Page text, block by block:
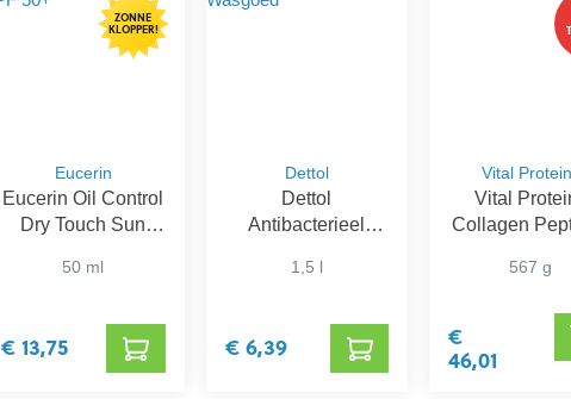
ZONNE
KLOPPER!
Eucerin
Eucerin Oil Control
Dry Touch Sun
50+
50 ml
€ 13,75
Dettol
Dettol
Antibacterieel
voor Wasgoed
1,5 l
€ 6,39
Vital
Vital
Collagen
567 g
€
46,01